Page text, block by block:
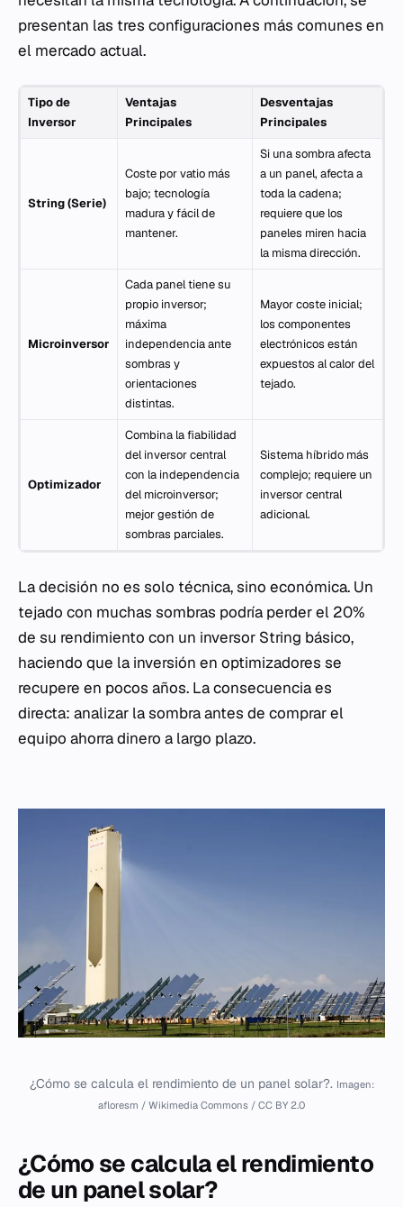
presentan las tres configuraciones más comunes en
el mercado actual.
Tipo de
Inversor
Ventajas
Principales
Desventajas
Principales
String (Serie)
Coste por vatio más
bajo; tecnología
madura y fácil de
mantener.
Si una sombra afecta
a un panel, afecta a
toda la cadena;
requiere que los
paneles miren hacia
la misma dirección.
Microinversor
Cada panel tiene su
propio inversor;
máxima
independencia ante
sombras y
orientaciones
distintas.
Mayor coste inicial;
los componentes
electrónicos están
expuestos al calor del
tejado.
Optimizador
Combina la fiabilidad
del inversor central
con la independencia
del microinversor;
mejor gestión de
sombras parciales.
Sistema híbrido más
complejo; requiere un
inversor central
adicional.
La decisión no es solo técnica, sino económica. Un
tejado con muchas sombras podría perder el 20%
de su rendimiento con un inversor String básico,
haciendo que la inversión en optimizadores se
recupere en pocos años. La consecuencia es
directa: analizar la sombra antes de comprar el
equipo ahorra dinero a largo plazo.
¿Cómo se calcula el rendimiento de un panel solar?. Imagen:
afloresm / Wikimedia Commons / CC BY 2.0
¿Cómo se calcula el rendimiento
de un panel solar?